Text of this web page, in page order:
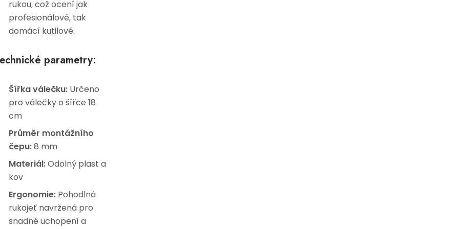
rukou, což ocení jak
profesionálové, tak
domácí kutilové.
parametry:
Šířka válečku: Určeno
pro válečky o šířce 18
cm
Průměr montážního
čepu:8 mm
Materiál:Odolný plast a
kov
Ergonomie: Pohodlná
rukojeť navržená pro
snadné uchopení a